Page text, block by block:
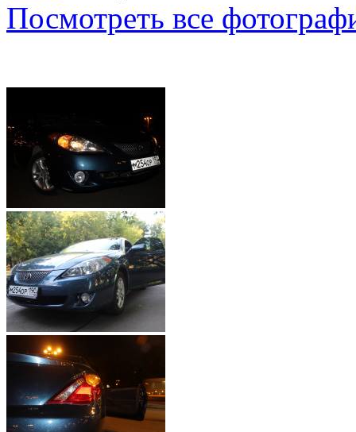
Посмотреть все